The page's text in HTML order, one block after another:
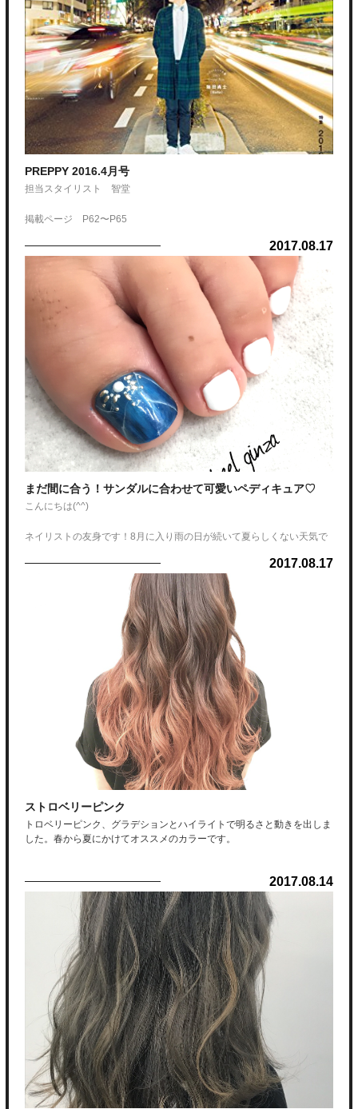
PREPPY 2016.4月号
担当スタイリスト 智堂
掲載ページ P62〜P65
2017.08.17
まだ間に合う！サンダルに合わせて可愛いペディキュア♡
こんにちは(^^)
ネイリストの友身です！8月に入り雨の日が続いて夏らしくない天気で
フットネイルはアート込みのお得な定額コースをご用意しております。
7560yen〜9720yenで甘皮処理から可愛いアートまで♡
まだまだ間に合うのでサンダルに合わせた可愛いネイルを楽しみにいら
2017.08.17
ストロベリーピンク
トロベリーピンク、グラデションとハイライトで明るさと動きを出しま
した。春から夏にかけてオススメのカラーです。
2017.08.14